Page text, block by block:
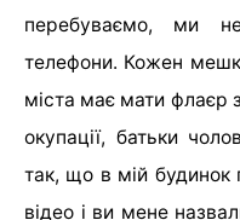
перебуваємо, ми
телефони. Кожен
міста має мати флаєр
окупації, батьки
так, що в мій будинок
відео і ви мене